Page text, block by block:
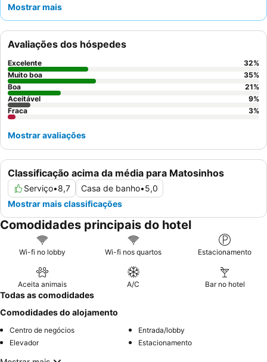
almoço, elogiado de forma consistente, que oferece uma
elogiam consistentemente os
prestabilidade e simpatia. Para uma experiência mais tranquila,
considere pedir um quarto virado para o jardim.
Mostrar mais
Classificação acima da média para Matosinhos
Serviço•8,7 Casa de banho•5,0
Mostrar mais classificações
Avaliações dos hóspedes
Excelente 32%
Muito boa
35%
Boa
21%
Aceitável
9%
Fraca
3%
Mostrar avaliações
Comodidades principais do hotel
Wi-fi no lobby Wi-fi nos quartos Estacionamento
Aceita animais A/C Bar no hotel
Todas as comodidades
Comodidades do alojamento
Centro de negócios
Entrada/lobby
Elevador
Estacionamento